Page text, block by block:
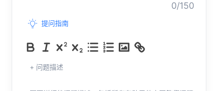
0/150
提问指南
+ 问题描述